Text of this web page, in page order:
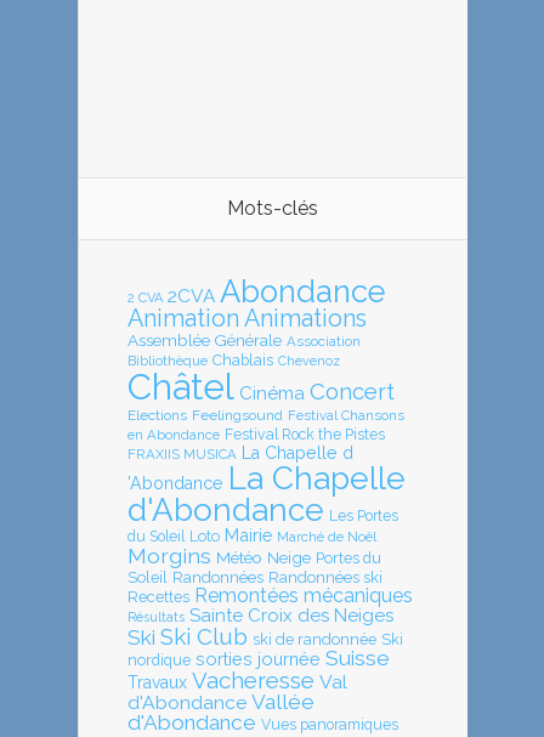
Mots-clés
2 CVA 2CVA Abondance
Animation Animations
Assemblée Générale Association
Bibliothèque Chablais Chevenoz
Châtel Cinéma Concert
Elections Feelingsound Festival Chansons
en Abondance Festival Rock the Pistes
FRAXIIS MUSICA
La Chapelle d
'Abondance La Chapelle
d'Abondance Les Portes
du Soleil Loto Mairie Marché de Noël
Morgins Météo Neige Portes du
Soleil Randonnées Randonnées ski
Recettes Remontées mécaniques
Résultats Sainte Croix des Neiges
Ski Ski Club ski de randonnée Ski
nordique sorties journée Suisse
Travaux Vacheresse Val
d'Abondance Vallée
d'Abondance Vues panoramiques